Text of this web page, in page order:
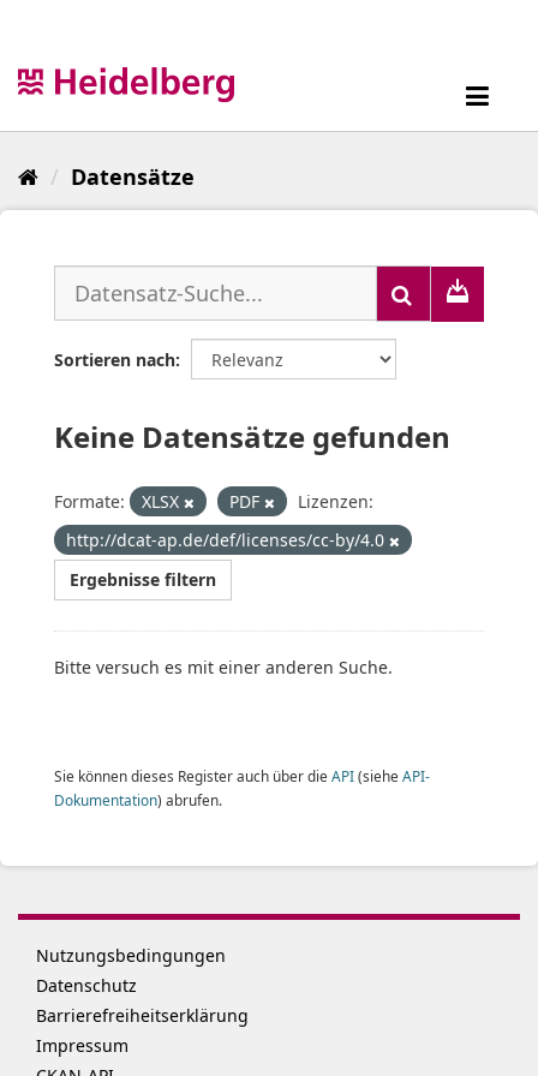
Datensätze
Sortieren nach
Keine Datensätze gefunden
Formate: XLSX PDF
Lizenzen:
http://dcat-ap.de/def/licenses/cc-by/4.0
Ergebnisse filtern
Bitte versuch es mit einer anderen Suche.
Sie können dieses Register auch über die API(siehe API-
Dokumentation) abrufen.
Nutzungsbedingungen
Datenschutz
Barrierefreiheitserklärung
Impressum